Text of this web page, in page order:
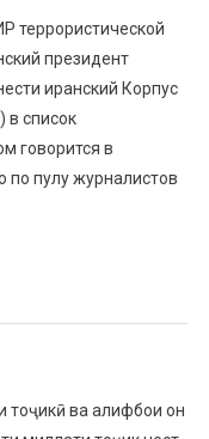
террористической
президент
иранский Корпус
список
говорится в
по пулу журналистов
тоҷикӣ ва алифбои он